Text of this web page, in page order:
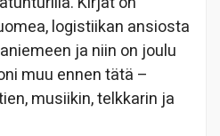
logistiikan ansiosta
ja niin on joulu
muu ennen tätä –
musiikin, telkkarin ja